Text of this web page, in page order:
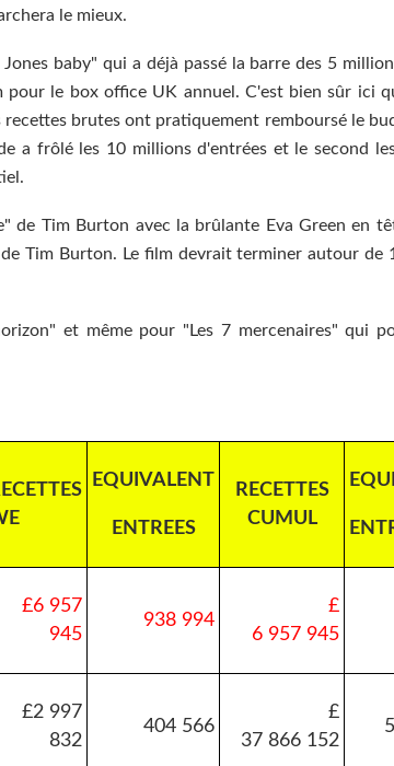
le mieux.
baby" qui a déjà passé la barre des 5
le box office UK annuel. C'est bien sûr ici
recettes brutes ont pratiquement remboursé le
a frôlé les 10 millions d'entrées et le second
de Tim Burton avec la brûlante Eva Green en
Tim Burton. Le film devrait terminer autour de
et même pour "Les 7 mercenaires" qui
EQUIVALENT
ENTREES
RECETTES
CUMUL
£6 957
945
938 994
£
6 957 945
£2 997
832
404 566
£
37 866 152